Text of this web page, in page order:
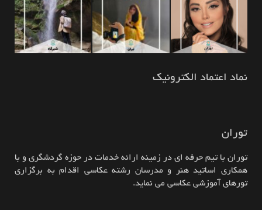
نماد اعتماد الکترونیک
توران
توران با تیم حرفه ای در زمینه ارائه خدمات در حوزه گردشگری و با
همکاری اساتید هنر و مدرسان رشته عکاسی اقدام به برگزاری
تورهای آموزشی عکاسی می نماید.